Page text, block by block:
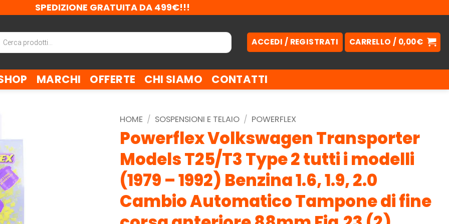
SPEDIZIONE GRATUITA DA 499€!!!
ACCEDI / REGISTRATI CARRELLO / 0,00€
MARCHI OFFERTE CHI SIAMO CONTATTI
HOME / SOSPENSIONI E TELAIO / POWERFLEX
Powerflex Volkswagen Transporter
Models T25/T3 Type 2 tutti i modelli
(1979 – 1992) Benzina 1.6, 1.9, 2.0
Cambio Automatico Tampone di fine